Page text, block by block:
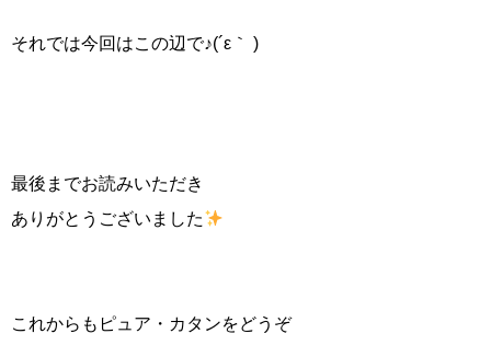
それでは今回はこの辺で♪(´ε｀ )
最後までお読みいただき
ありがとうございました
これからもピュア・カタンをどうぞ